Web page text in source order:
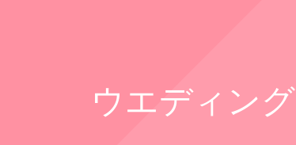
ウエディン